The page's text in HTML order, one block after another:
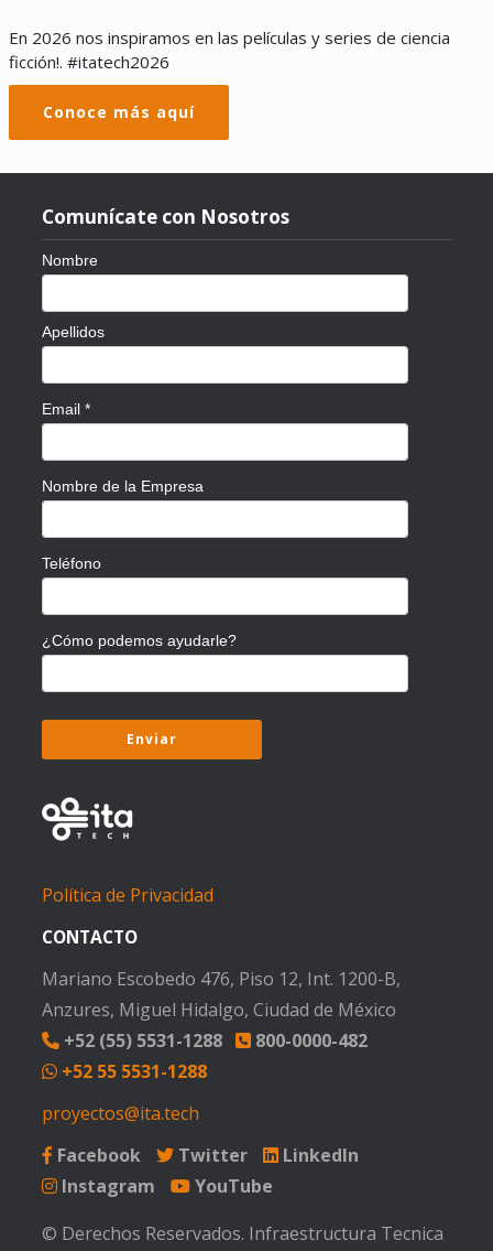
En 2026 nos inspiramos en las películas y series de ciencia
ficción!. #itatech2026
Conoce más aquí
Comunícate con Nosotros
Nombre
Apellidos
Email *
Nombre de la Empresa
Teléfono
¿Cómo podemos ayudarle?
Política de Privacidad
CONTACTO
Mariano Escobedo 476, Piso 12, Int. 1200-B,
Anzures, Miguel Hidalgo, Ciudad de México
+52 (55) 5531-1288
800-0000-482
+52 55 5531-1288
proyectos@ita.tech
Facebook
Twitter
LinkedIn
Instagram
YouTube
© Derechos Reservados. Infraestructura Tecnica